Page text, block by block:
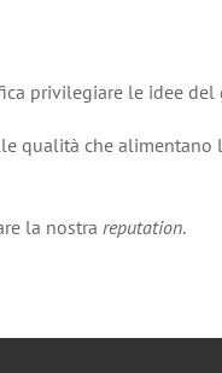
privilegiare le idee
qualità che alimentano
la nostra reputation.